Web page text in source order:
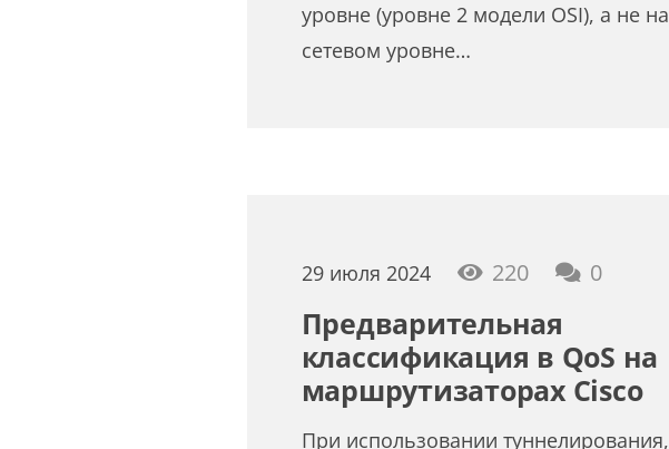
уровне (уровне 2 модели OSI), а не на
сетевом уровне…
29 июля 2024 220 0
Предварительная
классификация в QoS на
маршрутизаторах Cisco
При использовании туннелирования,